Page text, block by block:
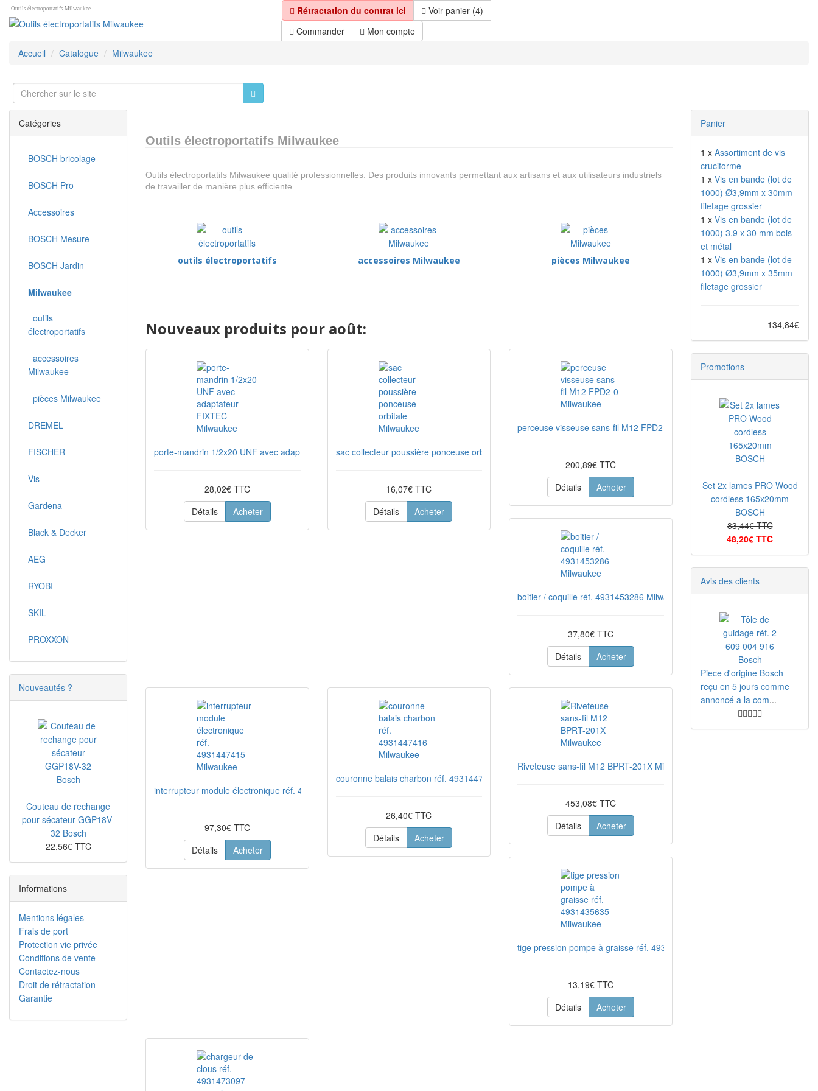
Outils électroportatifs Milwaukee Rétractation du contrat ici
Voir panier (4)
Commander
Mon compte
Accueil
Catalogue Milwaukee
Outils électroportatifs Milwaukee
Outils électroportatifs Milwaukee qualité professionnelles. Des produits innovants permettant aux artisans et aux utilisateurs industriels
de travailler de manière plus efficiente
outils électroportatifs accessoires Milwaukee pièces Milwaukee
Nouveaux produits pour août:
porte-mandrin 1/2x20 UNF avec adaptateur FIXTEC Milwaukee
28,02€ TTC
Détails
Acheter
sac collecteur poussière ponceuse orbitale Milwaukee
16,07€ TTC
Détails
Acheter
perceuse visseuse sans-fil M12 FPD2-0 Milwaukee
200,89€ TTC
Détails
Acheter
boitier / coquille réf. 4931453286 Milwaukee
37,80€ TTC
Détails
Acheter
interrupteur module électronique réf. 4931447415 Milwaukee
97,30€ TTC
Détails
Acheter
couronne balais charbon réf. 4931447416 Milwaukee
26,40€ TTC
Détails
Acheter
Riveteuse sans-fil M12 BPRT-201X Milwaukee
453,08€ TTC
Détails
Acheter
tige pression pompe à graisse réf. 4931435635 Milwaukee
13,19€ TTC
Détails
Acheter
Catégories
BOSCH bricolage
BOSCH Pro
Accessoires
BOSCH Mesure
BOSCH Jardin
Milwaukee
outils
électroportatifs
accessoires
Milwaukee
pièces Milwaukee
DREMEL
FISCHER
Vis
Gardena
Black & Decker
AEG
RYOBI
SKIL
PROXXON
Nouveautés ?
Couteau de rechange
pour sécateur GGP18V-
32 Bosch
22,56€ TTC
Informations
Mentions légales
Frais de port
Protection vie privée
Conditions de vente
Contactez-nous
Droit de rétractation
Garantie
Panier
1 x Assortiment de vis
cruciforme
1 x Vis en bande (lot de
1000) Ø3,9mm x 30mm
filetage grossier
1 x Vis en bande (lot de
1000) 3,9 x 30 mm bois
et métal
1 x Vis en bande (lot de
1000) Ø3,9mm x 35mm
filetage grossier
134,84€
Promotions
Set 2x lames PRO Wood
cordless 165x20mm
BOSCH
83,44€ TTC
48,20€ TTC
Avis des clients
Piece d'origine Bosch
reçu en 5 jours comme
annoncé a la com...